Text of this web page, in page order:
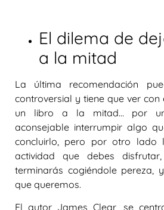
El dilema de
a la mitad
La última recomendación
controversial y tiene que ver con
un libro a la mitad… por
aconsejable interrumpir algo
concluirlo, pero por otro lado
actividad que debes
terminarás cogiéndole pereza,
que queremos.
El autor James Clear, se